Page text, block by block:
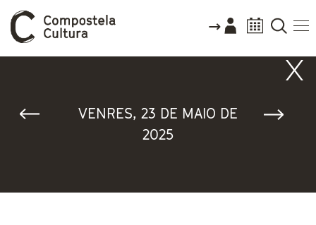
VENRES, 23 DE MAIO DE
2025